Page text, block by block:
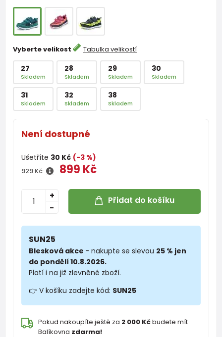
Vyberte velikost Tabulka velikostí
27
Skladem
28
Skladem
29
Skladem
30
Skladem
31
Skladem
32
Skladem
38
Skladem
Není dostupné
Ušetříte 30 Kč (-3 %)
929 Kč 899 Kč
-
+ Přidat do košíku
SUN25
Blesková akce - nakupte se slevou 25 % jen
do pondělí 10.8.2026.
Platí i na již zlevněné zboží.
👉 V košíku zadejte kód: SUN25
Pokud nakoupíte ještě za 2 000 Kčbudete mít
Balíkovna zdarma!